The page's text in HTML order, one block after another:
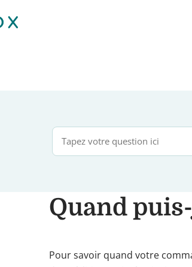
Quand
Pour savoir quand votre